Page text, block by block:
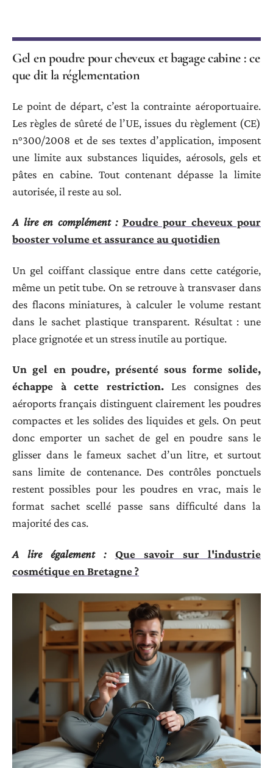
Gel en poudre pour cheveux et bagage cabine : ce
que dit la réglementation
Le point de départ, c’est la contrainte aéroportuaire.
Les règles de sûreté de l’UE, issues du règlement (CE)
n°300/2008 et de ses textes d’application, imposent
une limite aux substances liquides, aérosols, gels et
pâtes en cabine. Tout contenant dépasse la limite
autorisée, il reste au sol.
A lire en complément : Poudre pour cheveux pour
booster volume et assurance au quotidien
Un gel coiffant classique entre dans cette catégorie,
même un petit tube. On se retrouve à transvaser dans
des flacons miniatures, à calculer le volume restant
dans le sachet plastique transparent. Résultat : une
place grignotée et un stress inutile au portique.
Un gel en poudre, présenté sous forme solide,
échappe à cette restriction.Les consignes des
aéroports français distinguent clairement les poudres
compactes et les solides des liquides et gels. On peut
donc emporter un sachet de gel en poudre sans le
glisser dans le fameux sachet d’un litre, et surtout
sans limite de contenance. Des contrôles ponctuels
restent possibles pour les poudres en vrac, mais le
format sachet scellé passe sans difficulté dans la
majorité des cas.
A lire également :
Que savoir sur l'industrie
cosmétique en Bretagne ?